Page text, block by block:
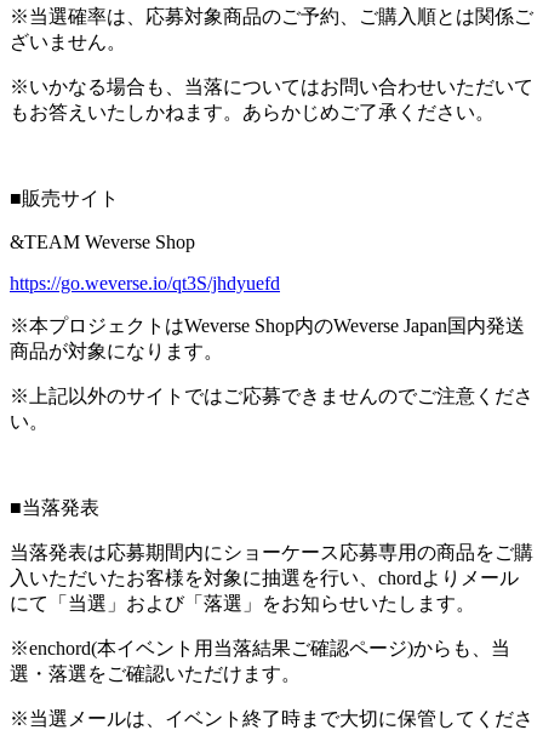
※当選確率は、応募対象商品のご予約、ご購入順とは関係ご
ざいません。
※いかなる場合も、当落についてはお問い合わせいただいて
もお答えいたしかねます。あらかじめご了承ください。
■販売サイト
&TEAM Weverse Shop
https://go.weverse.io/qt3S/jhdyuefd
※本プロジェクトはWeverse Shop内のWeverse Japan国内発送
商品が対象になります。
※上記以外のサイトではご応募できませんのでご注意くださ
い。
■当落発表
当落発表は応募期間内にショーケース応募専用の商品をご購
入いただいたお客様を対象に抽選を行い、chordよりメール
にて「当選」および「落選」をお知らせいたします。
※enchord(本イベント用当落結果ご確認ページ)からも、当
選・落選をご確認いただけます。
※当選メールは、イベント終了時まで大切に保管してくださ